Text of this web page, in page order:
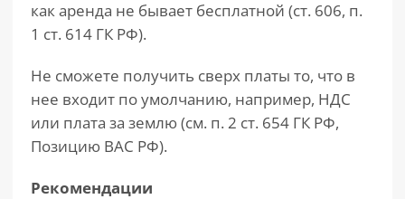
как аренда не бывает бесплатной (ст. 606, п.
1 ст. 614 ГК РФ).
Не сможете получить сверх платы то, что в
нее входит по умолчанию, например, НДС
или плата за землю (см. п. 2 ст. 654 ГК РФ,
Позицию ВАС РФ).
Рекомендации